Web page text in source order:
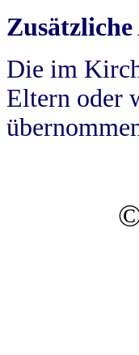
Die im
Eltern oder